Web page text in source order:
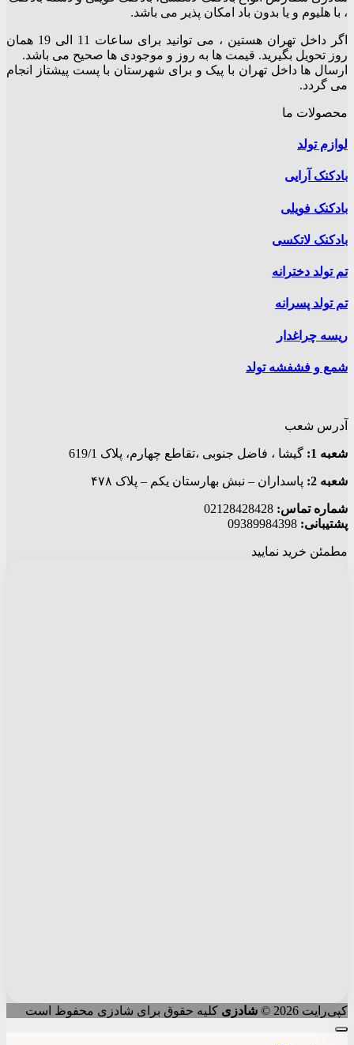
می
گزینه
ها
ممکن
است
صفحه
انتخاب
، با هلیوم و یا بدون باد امکان پذیر می باشد.
اگر داخل تهران هستین ، می توانید برای ساعات 11 الی 19 همان
روز تحویل بگیرید. قیمت ها به روز و موجودی ها صحیح می باشد.
ارسال ها داخل تهران با پیک و برای شهرستان با پست پیشتاز انجام
می گردد.
محصولات ما
لوازم تولد
بادکنک آرایی
بادکنک فویلی
بادکنک لاتکسی
تم تولد دخترانه
تم تولد پسرانه
ریسه چراغدار
شمع و فشفشه تولد
آدرس شعب
شعبه 1: گيشا ، فاضل جنوبی ،تقاطع چهارم، پلاک 619/1
شعبه 2: پاسداران – نبش بهارستان یکم – پلاک ۴۷۸
شماره تماس:
پشتیبانی:
مطمئن خرید نمایید
کپی‌رایت 2026 © شادزی کلیه حقوق برای شادزی محفوظ است